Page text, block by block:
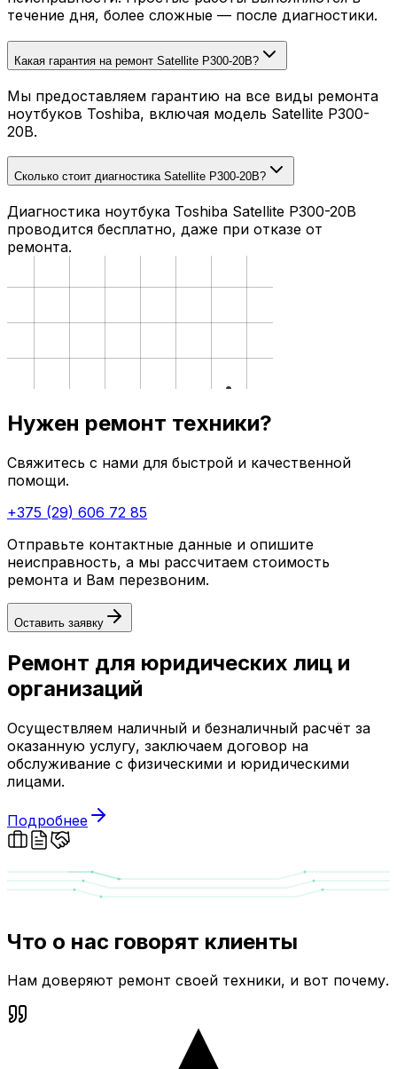
течение дня, более сложные — после диагностики.
Какая гарантия на ремонт Satellite P300-20B?
Мы предоставляем гарантию на все виды ремонта
ноутбуков Toshiba, включая модель Satellite P300-
20B.
Сколько стоит диагностика Satellite P300-20B?
Диагностика ноутбука Toshiba Satellite P300-20B
проводится бесплатно, даже при отказе от
ремонта.
Нужен ремонт техники?
Свяжитесь с нами для быстрой и качественной
помощи.
+375 (29) 606 72 85
Отправьте контактные данные и опишите
неисправность, а мы рассчитаем стоимость
ремонта и Вам перезвоним.
Оставить заявку
Ремонт для юридических лиц и
организаций
Осуществляем наличный и безналичный расчёт за
оказанную услугу, заключаем договор на
обслуживание с физическими и юридическими
лицами.
Подробнее
Что о нас говорят клиенты
Нам доверяют ремонт своей техники, и вот почему.